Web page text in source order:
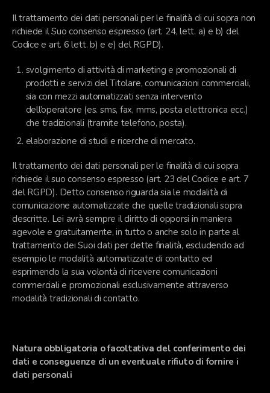
Il trattamento dei dati personali per le finalità di cui sopra non
richiede il Suo consenso espresso (art. 24, lett. a) e b) del
Codice e art. 6 lett. b) e e) del RGPD).
svolgimento di attività di marketing e promozionali di
prodotti e servizi del Titolare, comunicazioni commerciali,
sia con mezzi automatizzati senza intervento
dell’operatore (es. sms, fax, mms, posta elettronica ecc.)
che tradizionali (tramite telefono, posta).
elaborazione di studi e ricerche di mercato.
Il trattamento dei dati personali per le finalità di cui sopra
richiede il suo consenso espresso (art. 23 del Codice e art. 7
del RGPD). Detto consenso riguarda sia le modalità di
comunicazione automatizzate che quelle tradizionali sopra
descritte. Lei avrà sempre il diritto di opporsi in maniera
agevole e gratuitamente, in tutto o anche solo in parte al
trattamento dei Suoi dati per dette finalità, escludendo ad
esempio le modalità automatizzate di contatto ed
esprimendo la sua volontà di ricevere comunicazioni
commerciali e promozionali esclusivamente attraverso
modalità tradizionali di contatto.
Natura obbligatoria o facoltativa del conferimento dei
dati e conseguenze di un eventuale rifiuto di fornire i
dati personali